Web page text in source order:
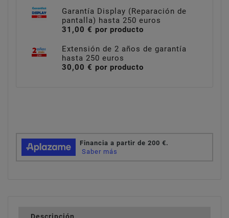
Garantía Display (Reparación de
pantalla) hasta 250 euros
31,00 € por producto
Extensión de 2 años de garantía
hasta 250 euros
30,00 € por producto
Descripción